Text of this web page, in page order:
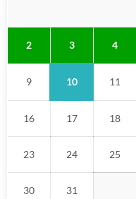
2 3 4
9 10 11
16 17 18
23 24 25
30 31